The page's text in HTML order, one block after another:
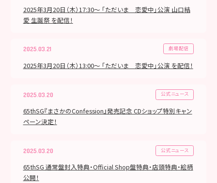
2025年3月20日（木）17:30～ 「ただいま 恋愛中」公演 山口結
愛 生誕祭 を配信！
2025.03.21 劇場配信
2025年3月20日（木）13:00～ 「ただいま 恋愛中」公演 を配信！
2025.03.20 公式ニュース
65thSG『まさかのConfession』発売記念 CDショップ特別キャン
ペーン決定！
2025.03.20 公式ニュース
65thSG 通常盤封入特典・Official Shop盤特典・店頭特典・絵柄
公開！